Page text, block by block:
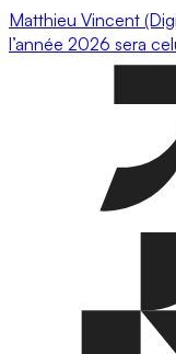
Matthieu Vincent
l’année 2026 sera